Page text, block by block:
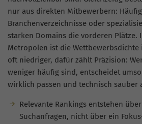
nur aus direkten Mitbewerbern:
Branchenverzeichnisse oder
starken Domains die vorderen Plätze.
Metropolen ist die
oft niedriger, dafür zählt Präzision:
weniger häufig sind, entscheidet
wirklich passen und technisch sauber
Relevante Rankings entstehen
Suchanfragen, nicht über ein